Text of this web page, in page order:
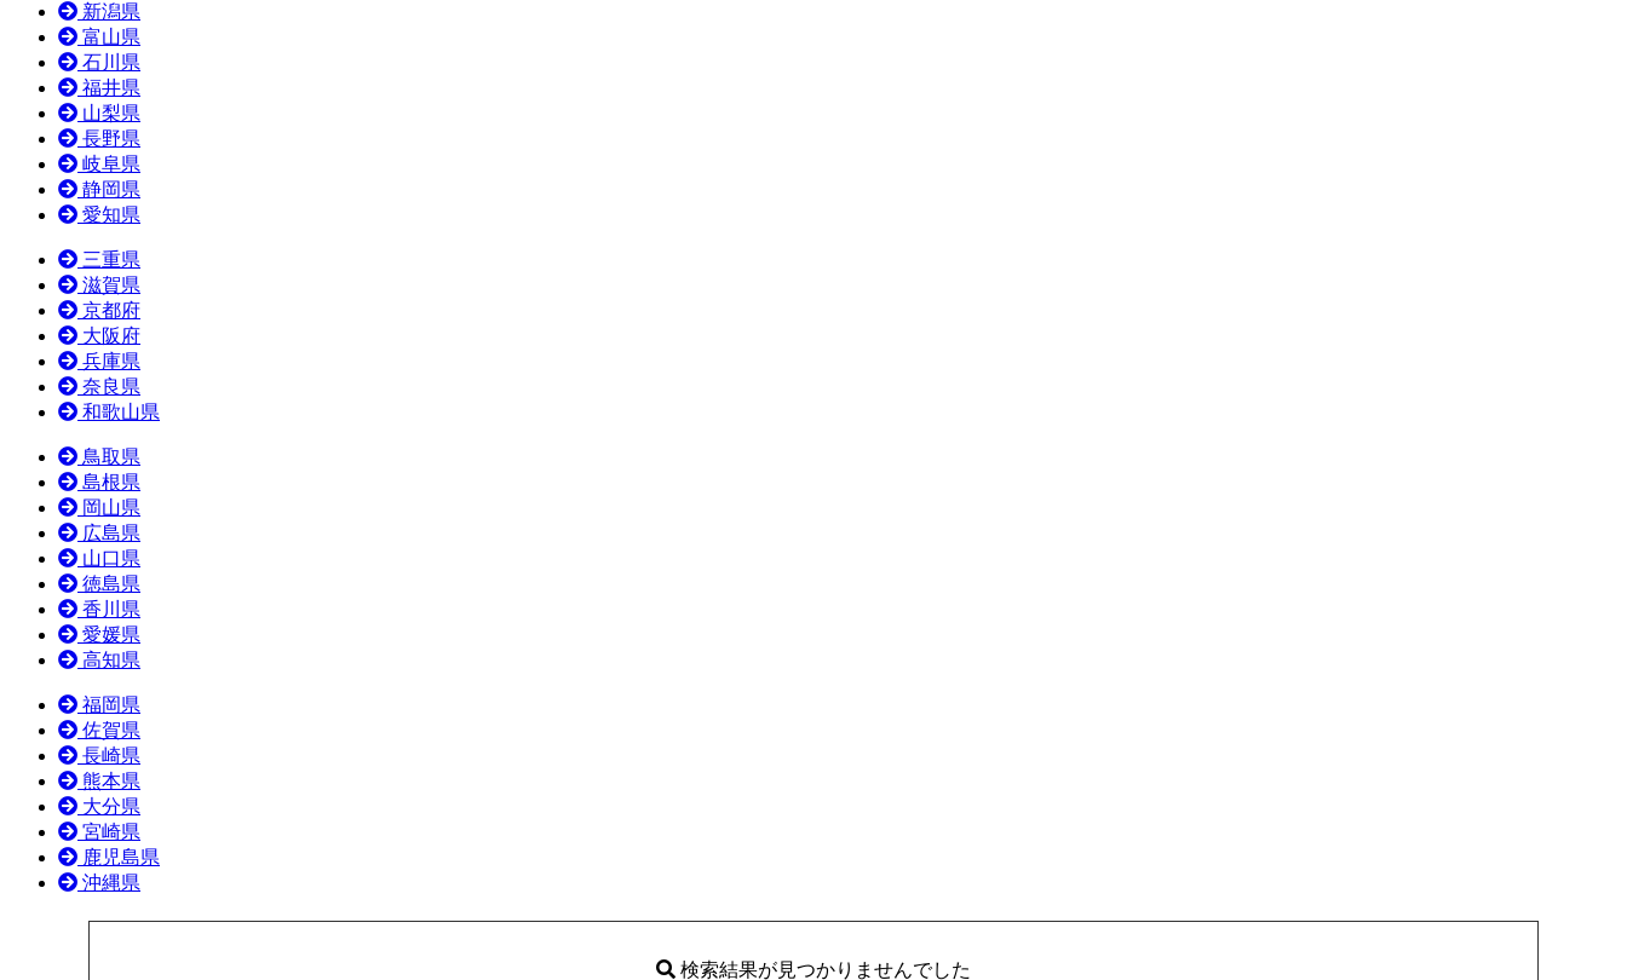
新潟県
富山県
石川県
福井県
山梨県
長野県
岐阜県
静岡県
愛知県
三重県
滋賀県
京都府
大阪府
兵庫県
奈良県
和歌山県
鳥取県
島根県
岡山県
広島県
山口県
徳島県
香川県
愛媛県
高知県
福岡県
佐賀県
長崎県
熊本県
大分県
宮崎県
鹿児島県
沖縄県
検索結果が見つかりませんでした